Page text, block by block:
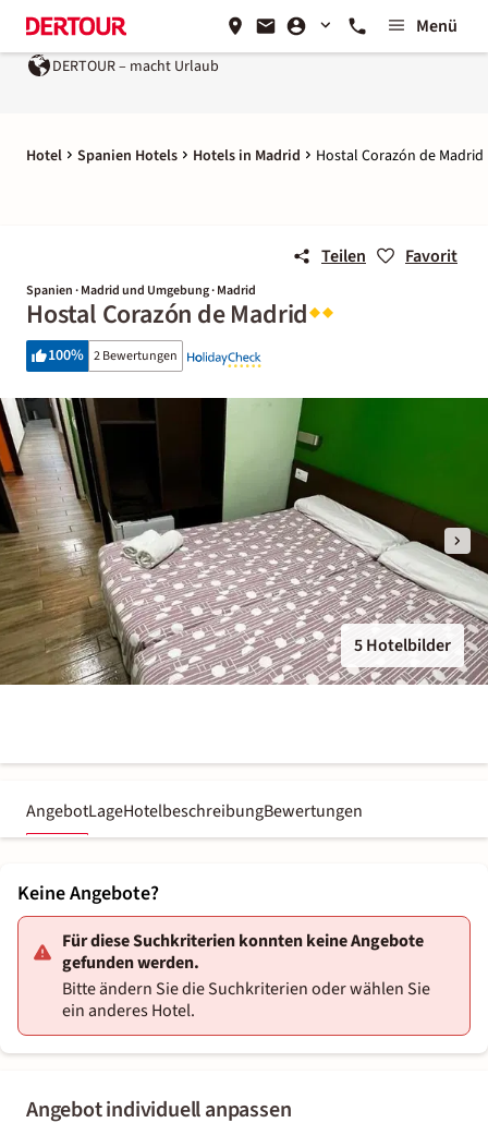
Menü
DERTOUR – macht Urlaub
Hotel Spanien Hotels Hotels in Madrid Hostal Corazón de Madrid
Teilen Favorit
Spanien · Madrid und Umgebung · Madrid
Hostal Corazón de Madrid
100% 2 Bewertungen
5 Hotelbilder
AngebotLageHotelbeschreibungBewertungen
Angebot individuell anpassen
Keine Angebote?
Für diese Suchkriterien konnten keine Angebote
gefunden werden.
Bitte ändern Sie die Suchkriterien oder wählen Sie
ein anderes Hotel.